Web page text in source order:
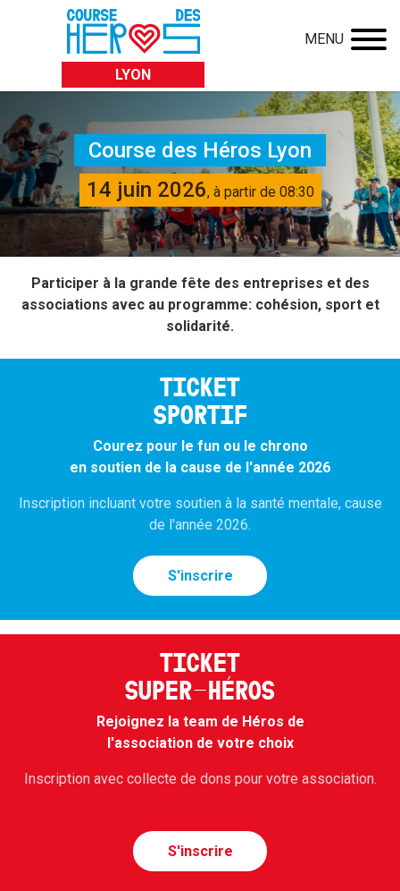
LYON
MENU
Course des Héros Lyon
14 juin 2026, à partir de 08:30
Participer à la grande fête des entreprises et des
associations avec au programme: cohésion, sport et
solidarité.
TICKET
SPORTIF
Courez pour le fun ou le chrono
en soutien de la cause de l'année 2026
Inscription incluant votre soutien à la santé mentale, cause
de l'année 2026.
S'inscrire
TICKET
SUPER-HÉROS
Rejoignez la team de Héros de
l'association de votre choix
Inscription avec collecte de dons pour votre association.
S'inscrire